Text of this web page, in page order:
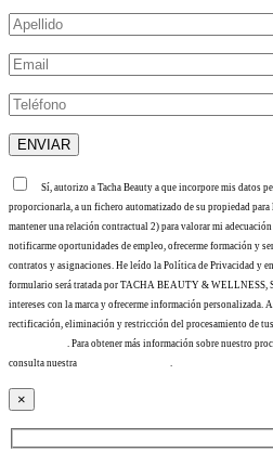
Sí, autorizo a Tacha Beauty a que incorpore mis datos
proporcionarla, a un fichero automatizado de su propiedad
mantener una relación contractual 2) para valorar mi
notificarme oportunidades de empleo, ofrecerme formación y
contratos y asignaciones. He leído la Política de Privacidad y
formulario será tratada por TACHA BEAUTY & WELLNESS,
intereses con la marca y ofrecerme información personalizada.
rectificación, eliminación y restricción del procesamiento de
. Para obtener más información sobre nuestro
consulta nuestra
×